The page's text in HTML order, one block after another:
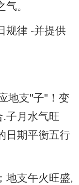
。
规律 -并提供
地支"子"！变
子月水气旺
日期平衡五行
地支午火旺盛,